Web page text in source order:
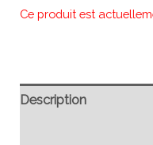
Ce produit est
Description